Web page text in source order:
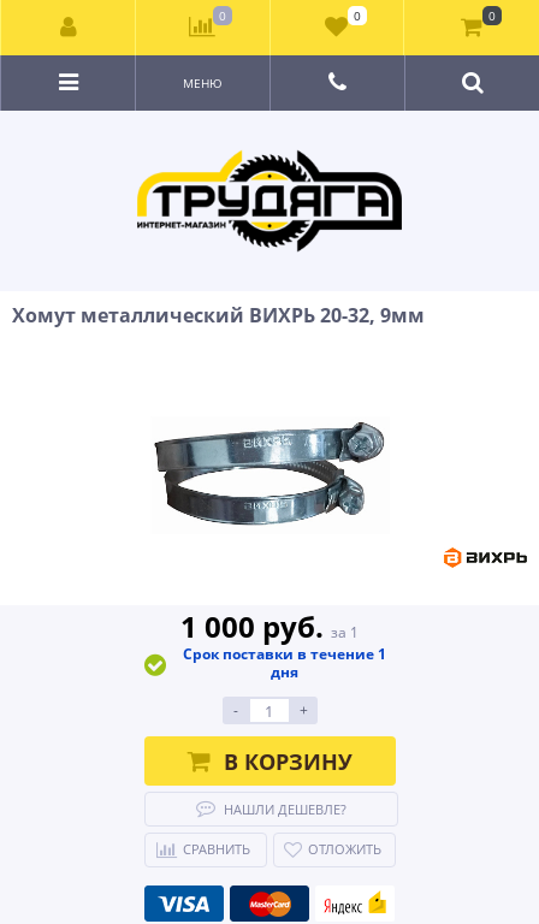
МЕНЮ
Хомут металлический ВИХРЬ 20-32, 9мм
1 000 руб. за 1
Срок поставки в течение 1
дня
-
+
В КОРЗИНУ
НАШЛИ ДЕШЕВЛЕ?
СРАВНИТЬ ОТЛОЖИТЬ
0 0 0